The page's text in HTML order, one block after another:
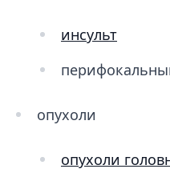
инсульт
опухоли
опухоли